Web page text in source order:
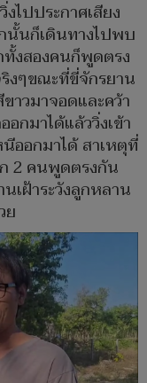
ไปประกาศเสียง
นั้นก็เดินทางไปพบ
ทั้งสองคนก็พูดตรง
งๆขณะที่ขี่จักรยาน
าวมาจอดและคว้า
กมาได้แล้ววิ่งเข้า
ออกมาได้ สาเหตุที่
ก 2 คนพูดตรงกัน
เฝ้าระวังลูกหลาน
ย